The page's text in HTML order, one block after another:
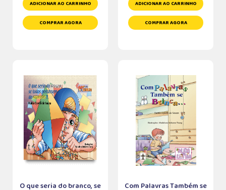
ADICIONAR AO CARRINHO
COMPRAR AGORA
ADICIONAR AO CARRINHO
COMPRAR AGORA
O que seria do branco, se
Com Palavras Também se